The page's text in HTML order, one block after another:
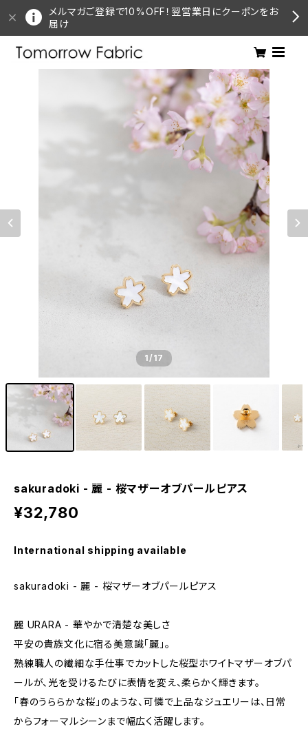
メルマガご登録で10%OFF！翌営業日にクーポンをお
届け
1/17
sakuradoki - 麗 - 桜マザーオブパールピアス
¥32,780
International shipping available
sakuradoki - 麗 - 桜マザーオブパールピアス
麗 URARA - 華やかで清楚な美しさ
平安の貴族文化に宿る美意識「麗」。
熟練職人の繊細な手仕事でカットした桜型ホワイトマザーオブパ
ールが、光を受けるたびに表情を変え、柔らかく輝きます。
「春のうららかな桜」のような、可憐で上品なジュエリーは、日常
からフォーマルシーンまで幅広く活躍します。